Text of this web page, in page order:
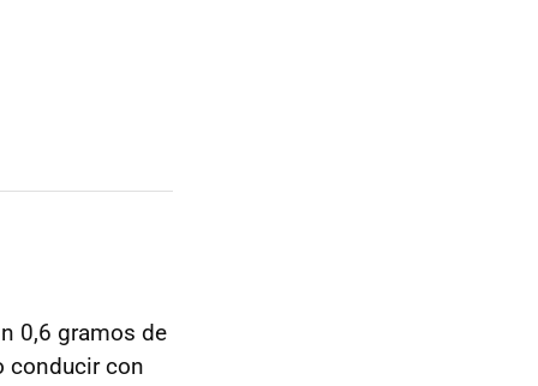
0,6 gramos de
conducir con